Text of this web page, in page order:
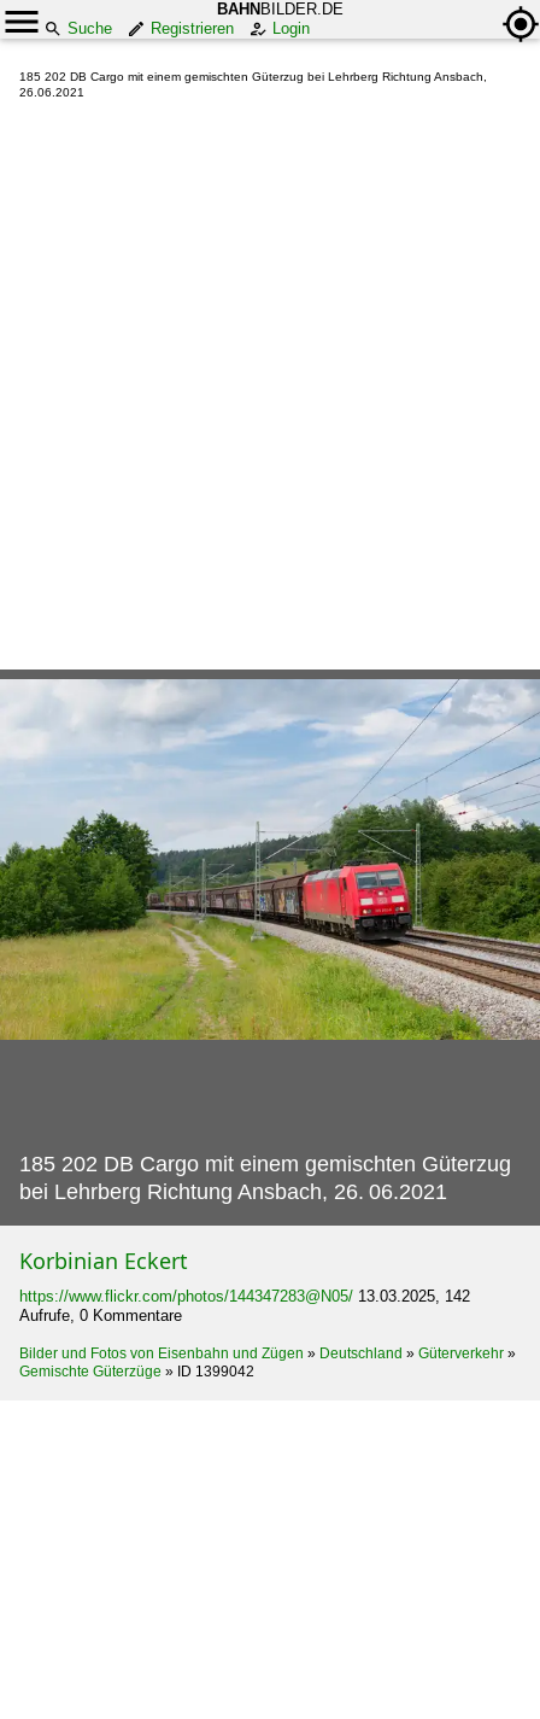
BAHN BILDER.DE
Suche
Registrieren Login
185 202 DB Cargo mit einem gemischten Güterzug bei Lehrberg Richtung Ansbach,
26.06.2021
185 202 DB Cargo mit einem gemischten Güterzug
bei Lehrberg Richtung Ansbach, 26. 06.2021
Korbinian Eckert
https://www.flickr.com/photos/144347283@N05/ 13.03.2025, 142
Aufrufe, 0 Kommentare
Bilder und Fotos von Eisenbahn und Zügen » Deutschland » Güterverkehr »
Gemischte Güterzüge » ID 1399042